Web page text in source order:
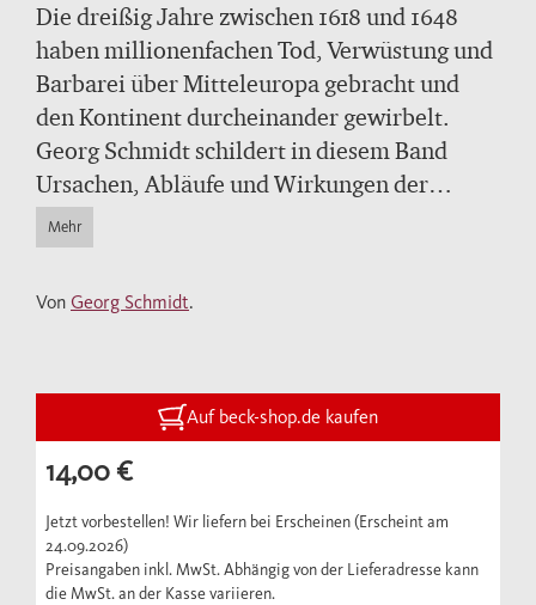
Die dreißig Jahre zwischen 1618 und 1648
haben millionenfachen Tod, Verwüstung und
Barbarei über Mitteleuropa gebracht und
den Kontinent durcheinander gewirbelt.
Georg Schmidt schildert in diesem Band
Ursachen, Abläufe und Wirkungen der
großen Krise des 17. Jahrhunderts vom
böhmischen Ständekonflikt bis zum
insbesondere die Bedeutung der Ereignisse
Wegweiser durch die wissenschaftliche
Einführung in eine der dramatischsten
Epochen der Neuzeit.
Mehr
Von Georg Schmidt.
Auf beck-shop.de kaufen
14,00 €
Jetzt vorbestellen! Wir liefern bei Erscheinen (Erscheint am
24.09.2026)
Preisangaben inkl. MwSt. Abhängig von der Lieferadresse kann
die MwSt. an der Kasse variieren.